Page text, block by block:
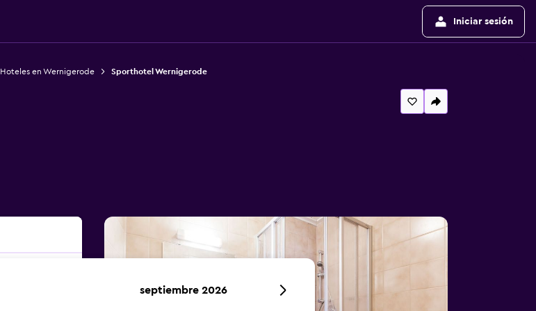
Iniciar sesión
Hoteles en Wernigerode Sporthotel Wernigerode
septiembre 2026